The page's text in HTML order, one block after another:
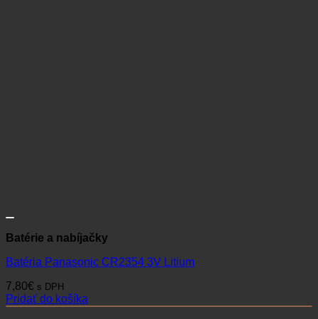
Batérie a nabíjačky
Batéria Panasonic CR2354 3V Litium
7,80€ s DPH
Pridať do košíka